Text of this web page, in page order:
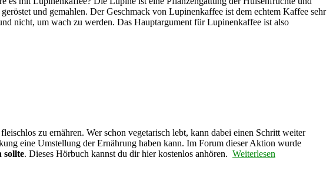
und gemahlen. Der Geschmack von Lupinenkaffee ist dem echtem Kaffee sehr
nicht, um wach zu werden. Das Hauptargument für Lupinenkaffee ist also
zu ernähren. Wer schon vegetarisch lebt, kann dabei einen Schritt weiter
eine Umstellung der Ernährung haben kann. Im Forum dieser Aktion wurde
sollte. Dieses Hörbuch kannst du dir hier kostenlos anhören. Weiterlesen